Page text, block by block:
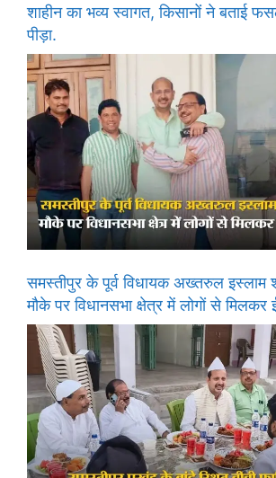
शाहीन का भव्य स्वागत, किसानों ने बताई
पीड़ा.
समस्तीपुर के पूर्व विधायक अख्तरुल इस्लाम
मौके पर विधानसभा क्षेत्र में लोगों से मिलकर